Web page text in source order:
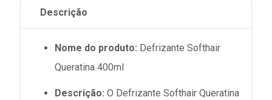
Descrição
Nome do produto: Defrizante Softhair
Queratina 400ml
Descrição: O Defrizante Softhair Queratina